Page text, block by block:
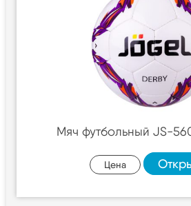
Мяч футбольный JS-
Цена